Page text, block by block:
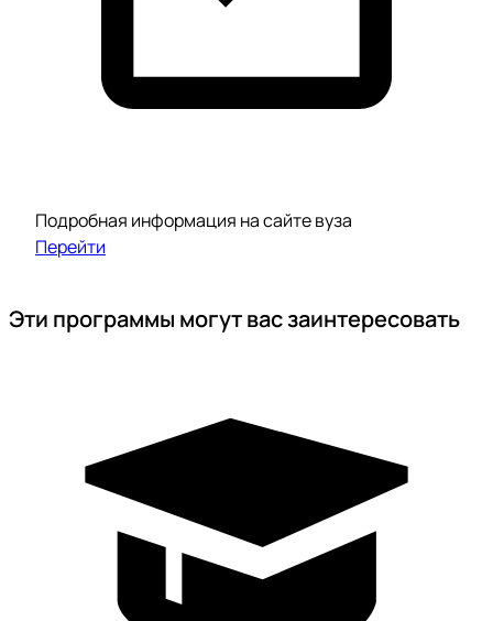
Подробная информация на сайте вуза
Перейти
Эти программы могут вас заинтересовать